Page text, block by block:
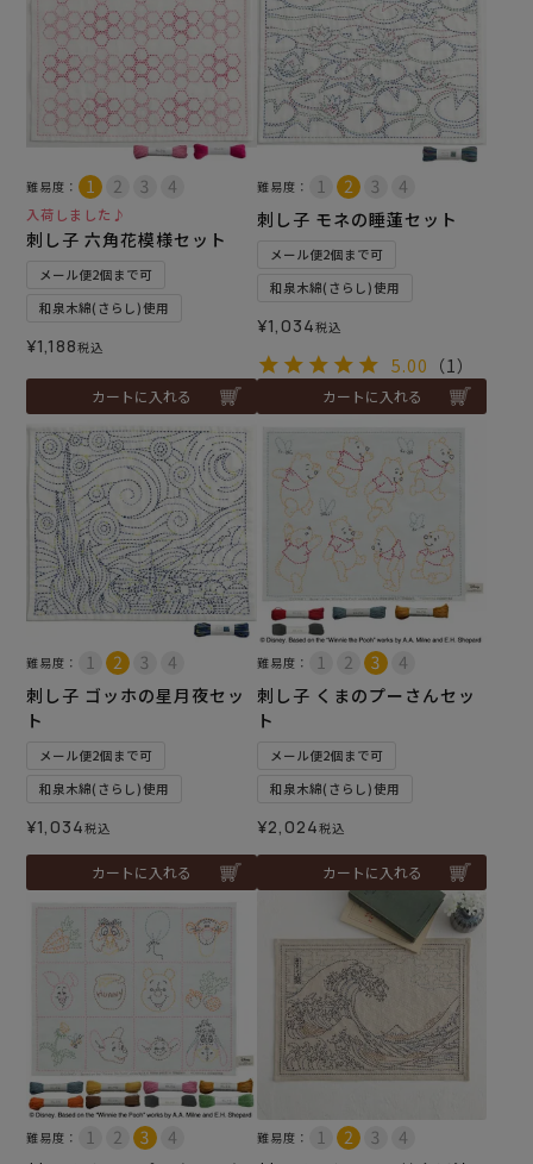
難易度：
入荷しました♪
刺し子 六角花模様セット
メール便2個まで可
和泉木綿(さらし)使用
¥1,188税込
カートに入れる
難易度：
刺し子 モネの睡蓮セット
メール便2個まで可
和泉木綿(さらし)使用
¥1,034税込
5.00 （1）
カートに入れる
難易度：
刺し子 ゴッホの星月夜セッ
ト
メール便2個まで可
和泉木綿(さらし)使用
¥1,034税込
カートに入れる
難易度：
刺し子 くまのプーさんセッ
ト
メール便2個まで可
和泉木綿(さらし)使用
¥2,024税込
カートに入れる
難易度： 難易度：